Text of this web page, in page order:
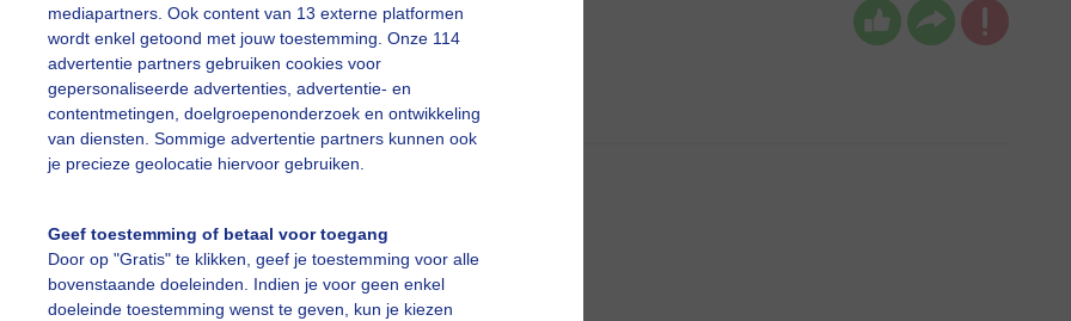
mediapartners. Ook content van 13 externe platformen
wordt enkel getoond met jouw toestemming. Onze 114
advertentie partners gebruiken cookies voor
gepersonaliseerde advertenties, advertentie- en
contentmetingen, doelgroepenonderzoek en ontwikkeling
van diensten. Sommige advertentie partners kunnen ook
je precieze geolocatie hiervoor gebruiken.
Geef toestemming of betaal voor toegang
Door op "Gratis" te klikken, geef je toestemming voor alle
bovenstaande doeleinden. Indien je voor geen enkel
doeleinde toestemming wenst te geven, kun je kiezen
Joost Mooij Gemaakt: 10-06-2026, 32x bekeken
Zonsopkomst